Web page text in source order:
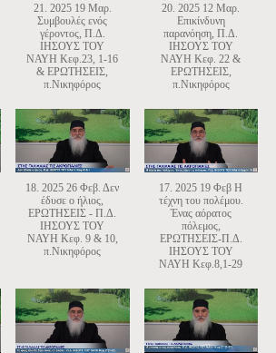
21. 2025 19 Μαρ.
Συμβουλές ενός
γέροντος, Π.Δ.
ΙΗΣΟΥΣ ΤΟΥ
ΝΑΥΗ Κεφ.23, 1-16
& ΕΡΩΤΗΣΕΙΣ,
π.Νικηφόρος
20. 2025 12 Μαρ.
Επικίνδυνη
παρανόηση, Π.Δ.
ΙΗΣΟΥΣ ΤΟΥ
ΝΑΥΗ Κεφ. 22 &
ΕΡΩΤΗΣΕΙΣ,
π.Νικηφόρος
18. 2025 26 Φεβ. Δεν
έδυσε ο ήλιος,
ΕΡΩΤΗΣΕΙΣ - Π.Δ.
ΙΗΣΟΥΣ ΤΟΥ
ΝΑΥΗ Κεφ. 9 & 10,
π.Νικηφόρος
17. 2025 19 Φεβ Η
τέχνη του πολέμου.
Ένας αόρατος
πόλεμος,
ΕΡΩΤΗΣΕΙΣ-Π.Δ.
ΙΗΣΟΥΣ ΤΟΥ
ΝΑΥΗ Κεφ.8,1-29